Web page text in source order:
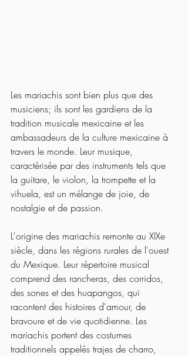
Les mariachis sont bien plus que des
musiciens; ils sont les gardiens de la
tradition musicale mexicaine et les
ambassadeurs de la culture mexicaine à
travers le monde. Leur musique,
caractérisée par des instruments tels que
la guitare, le violon, la trompette et la
vihuela, est un mélange de joie, de
nostalgie et de passion.
L'origine des mariachis remonte au XIXe
siècle, dans les régions rurales de l'ouest
du Mexique. Leur répertoire musical
comprend des rancheras, des corridos,
des sones et des huapangos, qui
racontent des histoires d'amour, de
bravoure et de vie quotidienne. Les
mariachis portent des costumes
traditionnels appelés trajes de charro,